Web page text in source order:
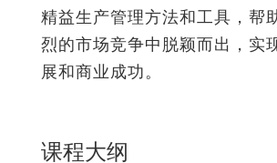
精益生产管理方法和工具，帮
烈的市场竞争中脱颖而出，实
展和商业成功。
课程大纲